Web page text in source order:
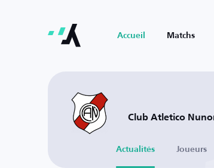
Accueil Matchs
Club Atletico
Actualités Joueurs